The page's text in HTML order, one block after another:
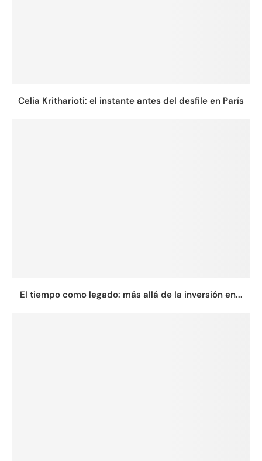
Celia Kritharioti: el instante antes del desfile en París
El tiempo como legado: más allá de la inversión en...